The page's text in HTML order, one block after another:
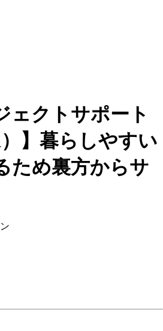
ェクトサポート
）】暮らしやすい
ため裏方からサ